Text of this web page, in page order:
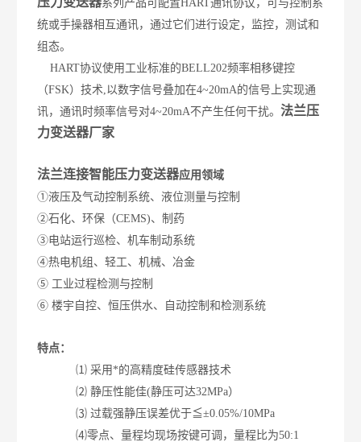
系列产品可配置HART通讯协议，可与控制系
统或手操器相互通讯，通过它们进行设定，监控，测试和
组态。
HART协议使用工业标准的BELL202频率相移键控
（FSK）技术,以数字信号叠加在4~20mA的信号上实现通
讯，通讯时频率信号对4~20mA不产生任何干扰。法兰压
力变送器厂家
法兰连接智能压力变送器应用领域
①液压及气动控制系统、液位测量与控制
②石化、环保（CEMS)、制药
③电站运行巡检、机车制动系统
④热电机组、轻工、机械、冶金
⑤ 工业过程检测与控制
⑥ 楼宇自控、恒压供水、自动控制和检测系统
特点：
⑴ 采用*的高精度硅传感器技术
⑵ 静压性能佳(静压可达32MPa）
⑶ 过载强静压误差优于≦±0.05%/10MPa
⑷零点、量程均现场按键可调，量程比为50:1